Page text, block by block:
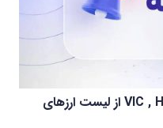
حذف ارزهای VIC , HFT , PYR , VANRY از لیست ارزهای